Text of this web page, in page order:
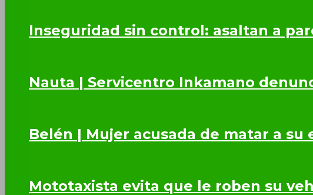
Inseguridad sin control: asaltan a
Nauta | Servicentro Inkamano
Belén | Mujer acusada de matar a
Mototaxista evita que le roben su